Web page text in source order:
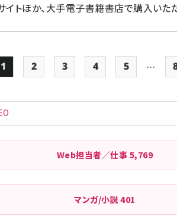
イトほか、大手電子書籍書店で購入いた
ペー
り
Page
1
Page
2
Page
3
Page
4
Page
5 …
Web担当者／仕事 5,769
マンガ/小説401